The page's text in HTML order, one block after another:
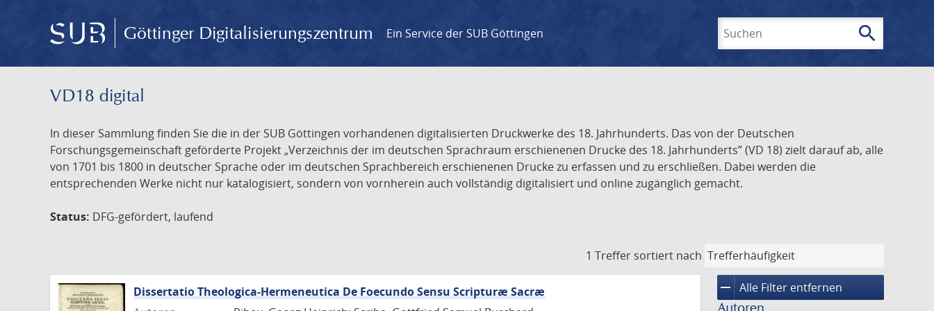
Göttinger Digitalisierungszentrum Ein Service der SUB Göttingen search
VD18 digital
In dieser Sammlung finden Sie die in der SUB Göttingen vorhandenen digitalisierten Druckwerke des 18. Jahrhunderts. Das von der Deutschen
Forschungsgemeinschaft geförderte Projekt „Verzeichnis der im deutschen Sprachraum erschienenen Drucke des 18. Jahrhunderts” (VD 18) zielt darauf ab, alle
von 1701 bis 1800 in deutscher Sprache oder im deutschen Sprachbereich erschienenen Drucke zu erfassen und zu erschließen. Dabei werden die
entsprechenden Werke nicht nur katalogisiert, sondern von vornherein auch vollständig digitalisiert und online zugänglich gemacht.
Status: DFG-gefördert, laufend
1 Treffer sortiert nach
remove Alle Filter entfernen
Dissertatio Theologica-Hermeneutica De Foecundo Sensu Scripturæ Sacræ